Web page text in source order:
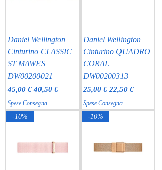
Daniel Wellington
Cinturino CLASSIC
ST MAWES
DW00200021
Prezzo regolare
45,00 €Prezzo scontato
40,50 €
Spese Consegna
Daniel Wellington
Cinturino QUADRO
CORAL
DW00200313
Prezzo regolare
25,00 € Prezzo scontato
22,50 €
Spese Consegna
-10% -10%